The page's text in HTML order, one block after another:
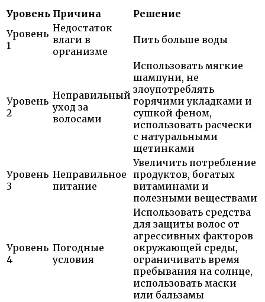
Уровень Причина
Решение
Уровень
1
Недостаток
влаги в
организме
Пить больше воды
Уровень
2
Неправильный
уход за
волосами
Использовать мягкие
шампуни, не
злоупотреблять
горячими укладками и
сушкой феном,
использовать расчески
с натуральными
щетинками
Уровень
3
Неправильное
питание
Увеличить потребление
продуктов, богатых
витаминами и
полезными веществами
Уровень
4
Погодные
условия
Использовать средства
для защиты волос от
агрессивных факторов
окружающей среды,
ограничивать время
пребывания на солнце,
использовать маски
или бальзамы